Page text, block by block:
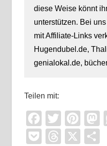
diese Weise könnt
unterstützen. Bei
mit Affiliate-Links
Hugendubel.de,
genialokal.de,
Teilen mit:
Twitter
PocketX